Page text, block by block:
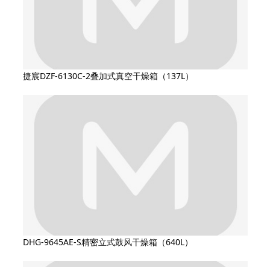
捷宸DZF-6130C-2叠加式真空干燥箱（137L）
DHG-9645AE-S精密立式鼓风干燥箱（640L）